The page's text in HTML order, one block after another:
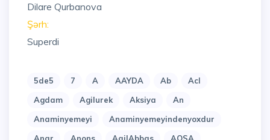
Dilare Qurbanova
Şərh:
Superdi
5de5 7 A AAYDA Ab
Acl
Agdam
Agilurek Aksiya
An
Anaminyemeyi
Anaminyemeyindenyoxdur